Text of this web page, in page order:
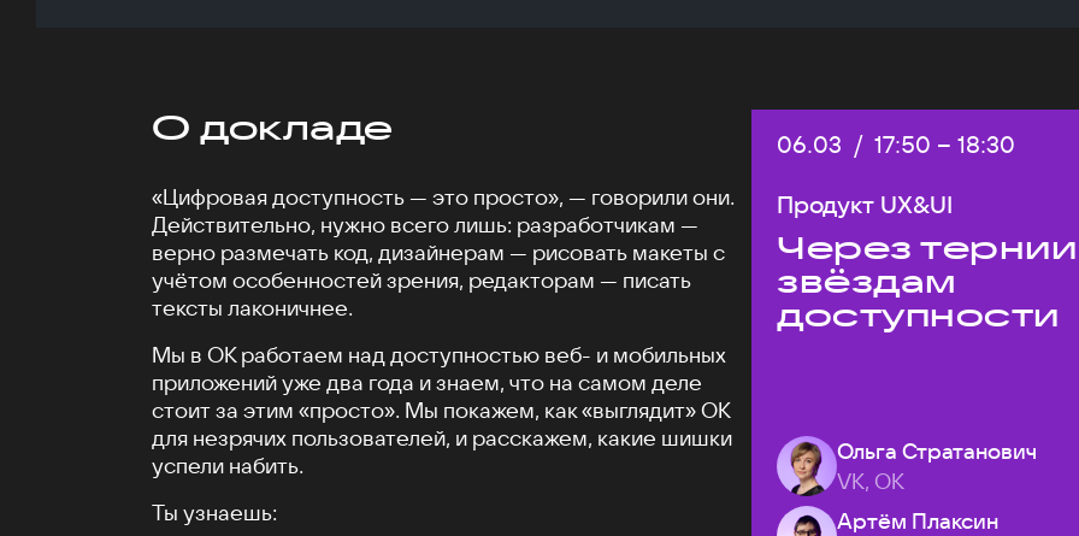
О докладе
«Цифровая доступность — это просто», — говорили они.
Действительно, нужно всего лишь: разработчикам —
верно размечать код, дизайнерам — рисовать макеты с
учётом особенностей зрения, редакторам — писать
тексты лаконичнее.
Мы в ОК работаем над доступностью веб- и мобильных
приложений уже два года и знаем, что на самом деле
стоит за этим «просто». Мы покажем, как «выглядит» ОК
для незрячих пользователей, и расскажем, какие шишки
успели набить.
Ты узнаешь:
Дата:
06.03 / Начало:
17:50 – Конец:
18:30
Продукт UX&UI
Через тернии
звёздам
доступности
Ольга Стратанович
VK, ОК
Артём Плаксин